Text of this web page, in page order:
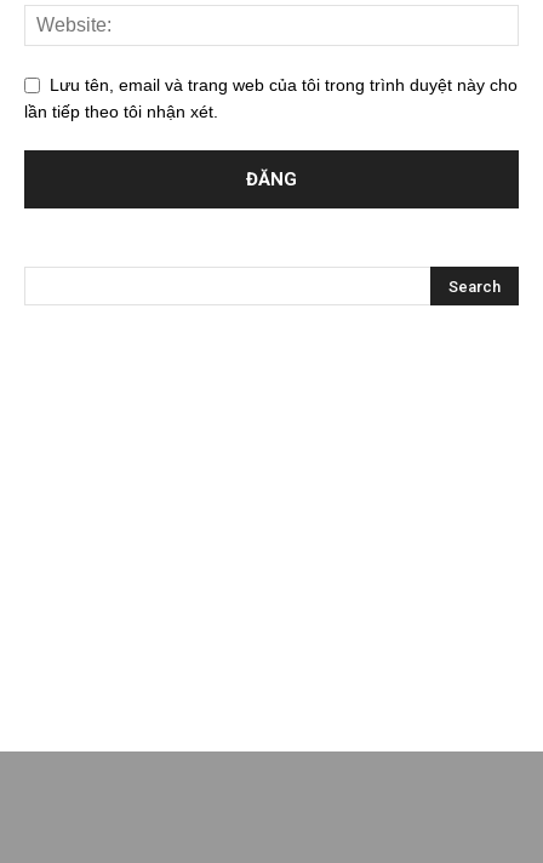
Lưu tên, email và trang web của tôi trong trình duyệt này cho
lần tiếp theo tôi nhận xét.